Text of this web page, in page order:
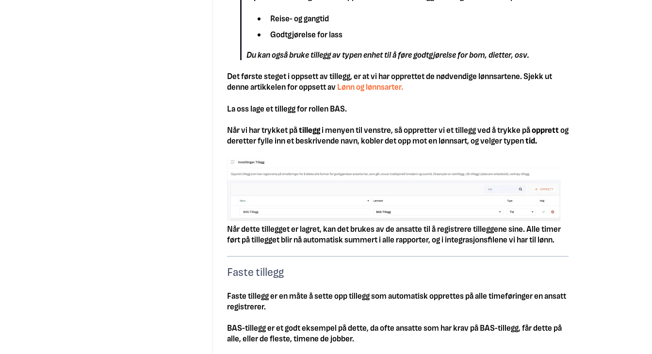
Reise- og gangtid
Godtgjørelse for lass
Du kan også bruke tillegg av typen enhet til å føre godtgjørelse for bom, dietter, osv.
Det første steget i oppsett av tillegg, er at vi har opprettet de nødvendige lønnsartene. Sjekk ut
denne artikkelen for oppsett avLønn og lønnsarter.
La oss lage et tillegg for rollen BAS.
Når vi har trykket påtilleggi menyen til venstre, så oppretter vi et tillegg ved å trykke påopprettog
deretter fylle inn et beskrivende navn, kobler det opp mot en lønnsart, og velger typentid.
Når dette tillegget er lagret, kan det brukes av de ansatte til å registrere tilleggene sine. Alle timer
ført på tillegget blir nå automatisk summert i alle rapporter, og i integrasjonsfilene vi har til lønn.
Faste tillegg
Faste tillegg er en måte å sette opp tillegg som automatisk opprettes på alle timeføringer en ansatt
registrerer.
BAS-tillegg er et godt eksempel på dette, da ofte ansatte som har krav på BAS-tillegg, får dette på
alle, eller de fleste, timene de jobber.